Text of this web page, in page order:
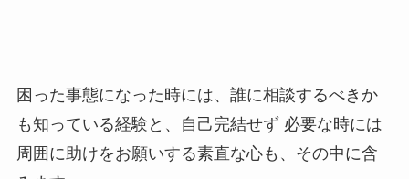
困った事態になった時には、誰に相談するべきか
も知っている経験と、自己完結せず 必要な時には
周囲に助けをお願いする素直な心も、その中に含